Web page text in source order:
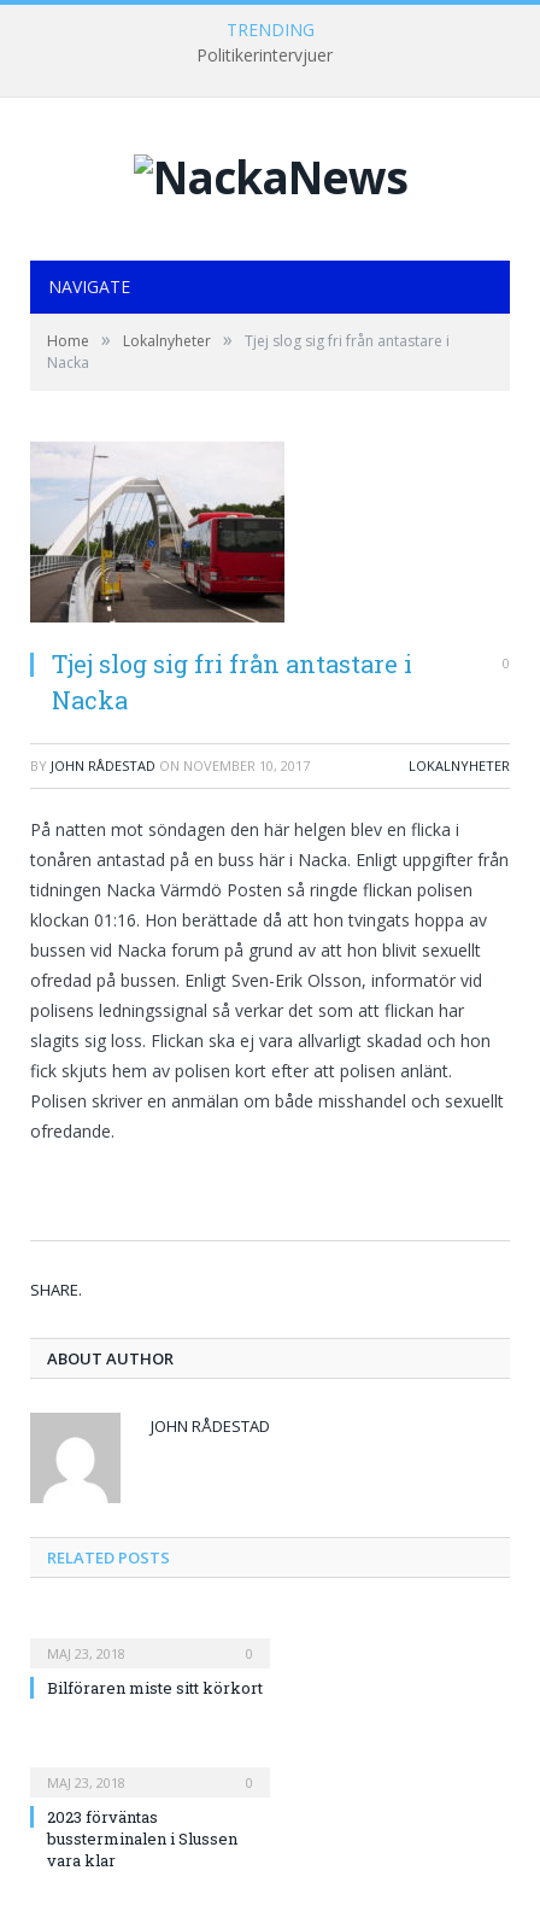
TRENDING
Politikerintervjuer
NAVIGATE
Home » Lokalnyheter »
Tjej slog sig fri från antastare i
Nacka
Tjej slog sig fri från antastare i
Nacka
0
BY JOHN RÅDESTAD ON NOVEMBER 10, 2017 LOKALNYHETER
På natten mot söndagen den här helgen blev en flicka i
tonåren antastad på en buss här i Nacka. Enligt uppgifter från
tidningen Nacka Värmdö Posten så ringde flickan polisen
klockan 01:16. Hon berättade då att hon tvingats hoppa av
bussen vid Nacka forum på grund av att hon blivit sexuellt
ofredad på bussen. Enligt Sven-Erik Olsson, informatör vid
polisens ledningssignal så verkar det som att flickan har
slagits sig loss. Flickan ska ej vara allvarligt skadad och hon
fick skjuts hem av polisen kort efter att polisen anlänt.
Polisen skriver en anmälan om både misshandel och sexuellt
ofredande.
SHARE.
ABOUT AUTHOR
JOHN RÅDESTAD
RELATED POSTS
MAJ 23, 2018 0
Bilföraren miste sitt körkort
MAJ 23, 2018 0
2023 förväntas
bussterminalen i Slussen
vara klar